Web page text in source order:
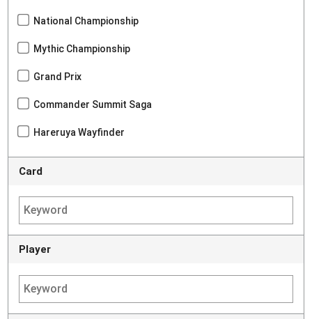
National Championship
Mythic Championship
Grand Prix
Commander Summit Saga
Hareruya Wayfinder
Card
Player